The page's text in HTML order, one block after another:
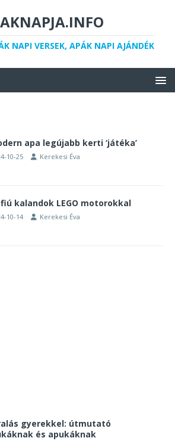
NAPI VERSEK, APÁK NAPI AJÁNDÉK
apa legújabb kerti ‘játéka’
10-25 Kerekesi Éva
kalandok LEGO motorokkal
10-14 Kerekesi Éva
gyerekkel: útmutató
és apukáknak